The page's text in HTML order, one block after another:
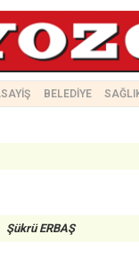
BELEDİYE
Şükrü ERBAŞ